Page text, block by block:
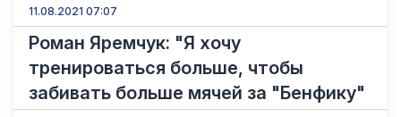
11.08.2021 07:07
Роман Яремчук: "Я хочу
тренироваться больше, чтобы
забивать больше мячей за "Бенфику"